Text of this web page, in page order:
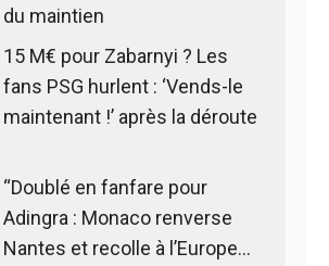
du maintien
15 M€ pour Zabarnyi ? Les
fans PSG hurlent : ‘Vends-le
maintenant !’ après la déroute
“Doublé en fanfare pour
Adingra : Monaco renverse
Nantes et recolle à l’Europe…